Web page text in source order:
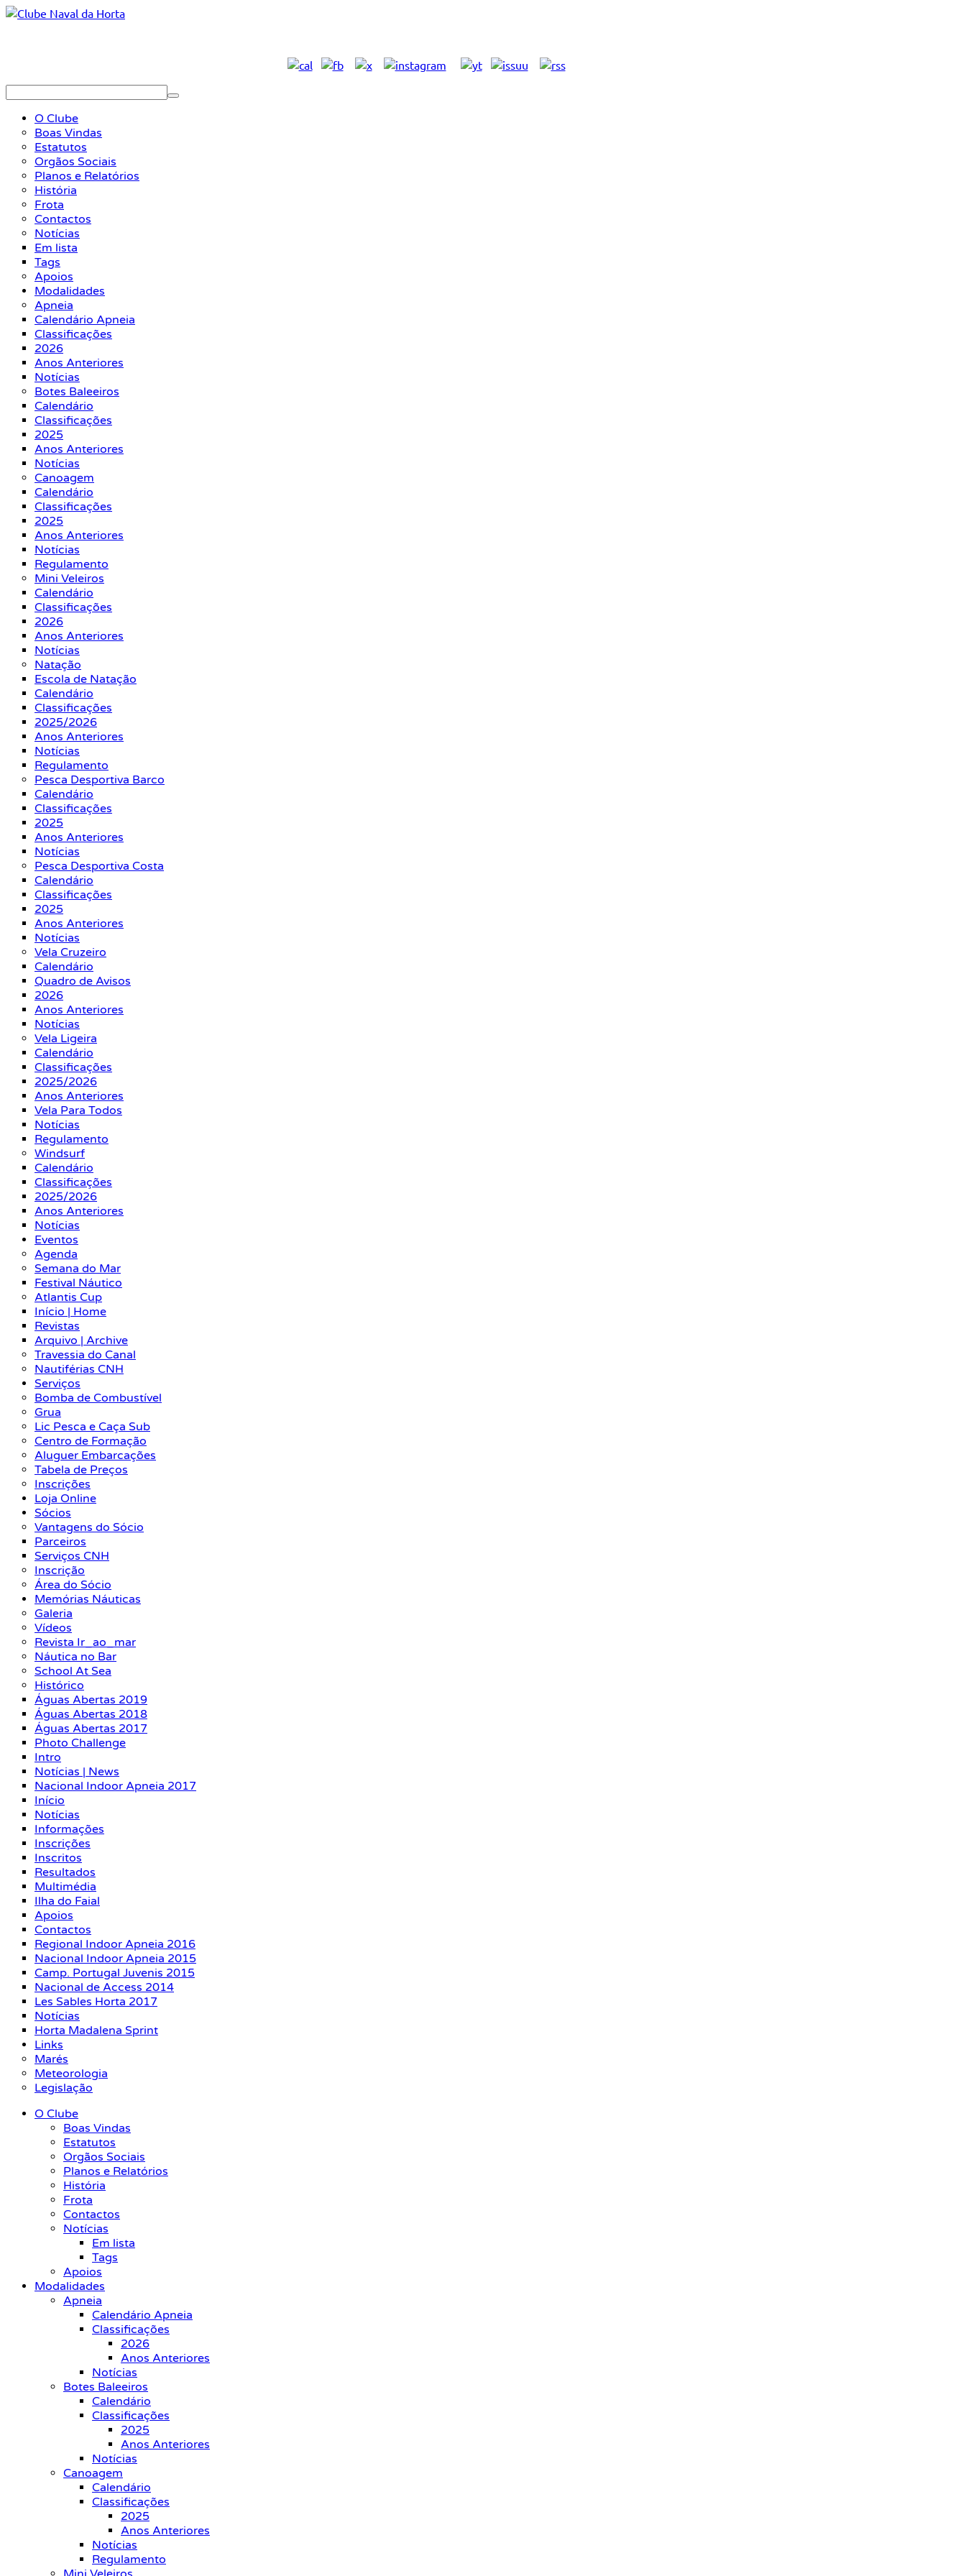
O Clube
Boas Vindas
Estatutos
Orgãos Sociais
Planos e Relatórios
História
Frota
Contactos
Notícias
Em lista
Tags
Apoios
Modalidades
Apneia
Calendário Apneia
Classificações
2026
Anos Anteriores
Notícias
Botes Baleeiros
Calendário
Classificações
2025
Anos Anteriores
Notícias
Canoagem
Calendário
Classificações
2025
Anos Anteriores
Notícias
Regulamento
Mini Veleiros
Calendário
Classificações
2026
Anos Anteriores
Notícias
Natação
Escola de Natação
Calendário
Classificações
2025/2026
Anos Anteriores
Notícias
Regulamento
Pesca Desportiva Barco
Calendário
Classificações
2025
Anos Anteriores
Notícias
Pesca Desportiva Costa
Calendário
Classificações
2025
Anos Anteriores
Notícias
Vela Cruzeiro
Calendário
Quadro de Avisos
2026
Anos Anteriores
Notícias
Vela Ligeira
Calendário
Classificações
2025/2026
Anos Anteriores
Vela Para Todos
Notícias
Regulamento
Windsurf
Calendário
Classificações
2025/2026
Anos Anteriores
Notícias
Eventos
Agenda
Semana do Mar
Festival Náutico
Atlantis Cup
Início | Home
Revistas
Arquivo | Archive
Travessia do Canal
Nautiférias CNH
Serviços
Bomba de Combustível
Grua
Lic Pesca e Caça Sub
Centro de Formação
Aluguer Embarcações
Tabela de Preços
Inscrições
Loja Online
Sócios
Vantagens do Sócio
Parceiros
Serviços CNH
Inscrição
Área do Sócio
Memórias Náuticas
Galeria
Vídeos
Revista Ir_ao_mar
Náutica no Bar
School At Sea
Histórico
Águas Abertas 2019
Águas Abertas 2018
Águas Abertas 2017
Photo Challenge
Intro
Notícias | News
Nacional Indoor Apneia 2017
Início
Notícias
Informações
Inscrições
Inscritos
Resultados
Multimédia
Ilha do Faial
Apoios
Contactos
Regional Indoor Apneia 2016
Nacional Indoor Apneia 2015
Camp. Portugal Juvenis 2015
Nacional de Access 2014
Les Sables Horta 2017
Notícias
Horta Madalena Sprint
Links
Marés
Meteorologia
Legislação
O Clube
Boas Vindas
Estatutos
Orgãos Sociais
Planos e Relatórios
História
Frota
Contactos
Notícias
Em lista
Tags
Apoios
Modalidades
Apneia
Calendário Apneia
Classificações
2026
Anos Anteriores
Notícias
Botes Baleeiros
Calendário
Classificações
2025
Anos Anteriores
Notícias
Canoagem
Calendário
Classificações
2025
Anos Anteriores
Notícias
Regulamento